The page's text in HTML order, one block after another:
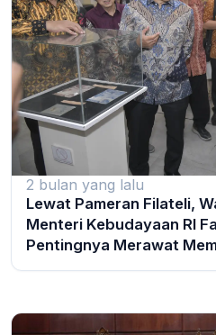
2 bulan yang lalu
Lewat Pameran Filateli,
Menteri Kebudayaan RI
Pentingnya Merawat